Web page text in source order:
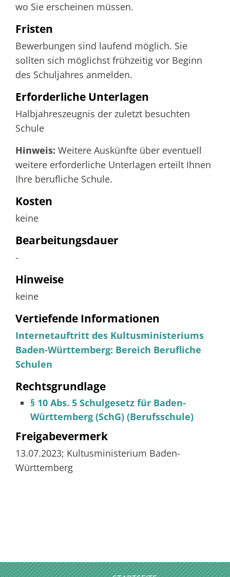
wo Sie erscheinen müssen.
Fristen
Bewerbungen sind laufend möglich. Sie
sollten sich möglichst frühzeitig vor Beginn
des Schuljahres anmelden.
Erforderliche Unterlagen
Halbjahreszeugnis der zuletzt besuchten
Schule
Hinweis: Weitere Auskünfte über eventuell
weitere erforderliche Unterlagen erteilt Ihnen
Ihre berufliche Schule.
Kosten
keine
Bearbeitungsdauer
-
Hinweise
keine
Vertiefende Informationen
Internetauftritt des Kultusministeriums
Baden-Württemberg: Bereich Berufliche
Schulen
Rechtsgrundlage
§ 10 Abs. 5 Schulgesetz für Baden-
Württemberg (SchG) (Berufsschule)
Freigabevermerk
13.07.2023; Kultusministerium Baden-
Württemberg